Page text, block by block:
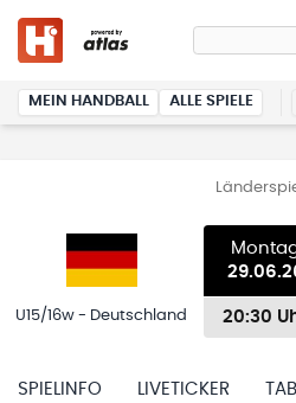
MEIN HANDBALL ALLE SPIELE
U15/16w - Deutschland 20:30
SPIELINFO LIVETICKER